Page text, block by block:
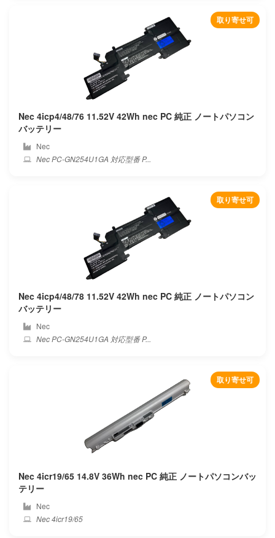
取り寄せ可
Nec 4icp4/48/76 11.52V 42Wh nec PC 純正 ノートパソコン
バッテリー
Nec
Nec PC-GN254U1GA 対応型番 P...
取り寄せ可
Nec 4icp4/48/78 11.52V 42Wh nec PC 純正 ノートパソコン
バッテリー
Nec
Nec PC-GN254U1GA 対応型番 P...
取り寄せ可
Nec 4icr19/65 14.8V 36Wh nec PC 純正 ノートパソコンバッ
テリー
Nec
Nec 4icr19/65